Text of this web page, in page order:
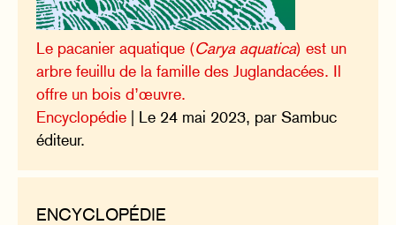
Le pacanier aquatique (Carya aquatica) est un
arbre feuillu de la famille des Juglandacées. Il
offre un bois d’œuvre.
Encyclopédie | Le 24 mai 2023, par Sambuc
éditeur.
ENCYCLOPÉDIE